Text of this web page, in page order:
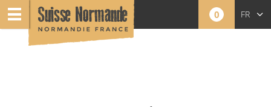
0 FR